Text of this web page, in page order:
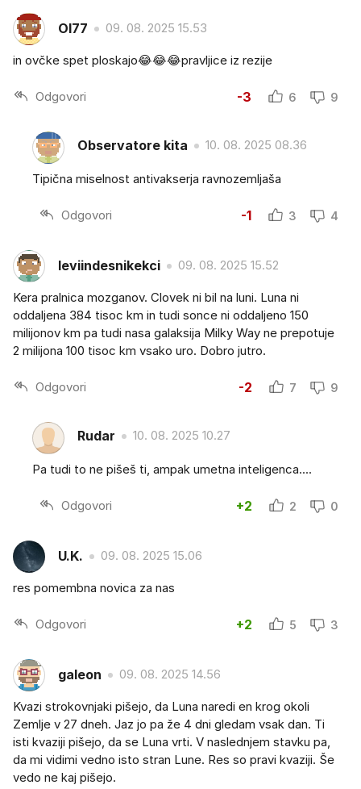
Ol77 09. 08. 2025 15.53
in ovčke spet ploskajo😂😂😂pravljice iz rezije
Odgovori -3 6 9
Observatore kita 10. 08. 2025 08.36
Tipična miselnost antivakserja ravnozemljaša
Odgovori -1 3 4
leviindesnikekci 09. 08. 2025 15.52
Kera pralnica mozganov. Clovek ni bil na luni. Luna ni
oddaljena 384 tisoc km in tudi sonce ni oddaljeno 150
milijonov km pa tudi nasa galaksija Milky Way ne prepotuje
2 milijona 100 tisoc km vsako uro. Dobro jutro.
Odgovori -2 7 9
Rudar 10. 08. 2025 10.27
Pa tudi to ne pišeš ti, ampak umetna inteligenca....
Odgovori +2 2 0
U.K. 09. 08. 2025 15.06
res pomembna novica za nas
Odgovori +2 5 3
galeon 09. 08. 2025 14.56
Kvazi strokovnjaki pišejo, da Luna naredi en krog okoli
Zemlje v 27 dneh. Jaz jo pa že 4 dni gledam vsak dan. Ti
isti kvaziji pišejo, da se Luna vrti. V naslednjem stavku pa,
da mi vidimi vedno isto stran Lune. Res so pravi kvaziji. Še
vedo ne kaj pišejo.